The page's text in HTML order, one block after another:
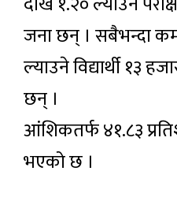
जना छन् । सबैभन्दा
ल्याउने विद्यार्थी १३
छन् ।
आंशिकतर्फ ४१.८३
भएको छ ।